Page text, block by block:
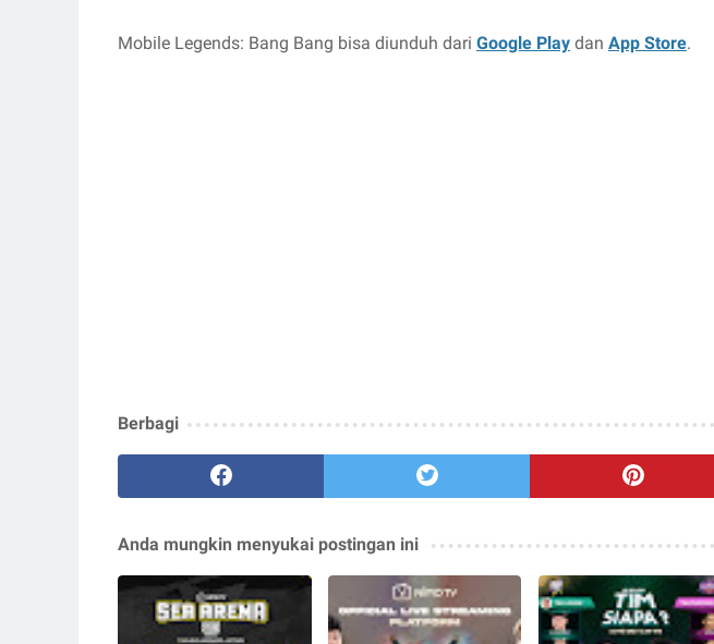
Mobile Legends: Bang Bang bisa diunduh dari Google Play dan App Store.
Berbagi
Anda mungkin menyukai postingan ini